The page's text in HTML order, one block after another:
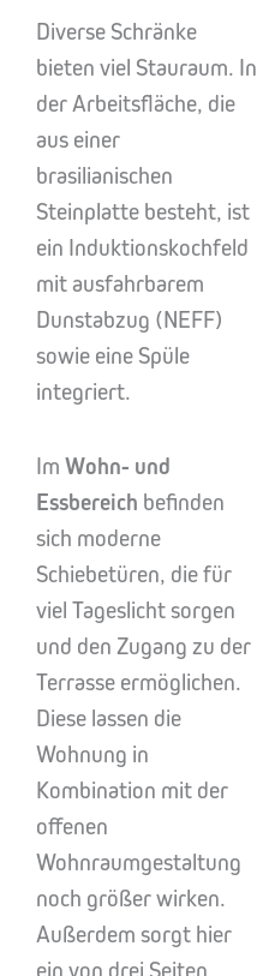
Diverse Schränke
bieten viel Stauraum. In
der Arbeitsfläche, die
aus einer
brasilianischen
Steinplatte besteht, ist
ein Induktionskochfeld
mit ausfahrbarem
Dunstabzug (NEFF)
sowie eine Spüle
integriert.
Im Wohn- und
Essbereich befinden
sich moderne
Schiebetüren, die für
viel Tageslicht sorgen
und den Zugang zu der
Terrasse ermöglichen.
Diese lassen die
Wohnung in
Kombination mit der
offenen
Wohnraumgestaltung
noch größer wirken.
Außerdem sorgt hier